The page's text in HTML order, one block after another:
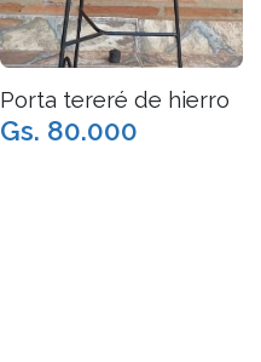
Porta tereré de hierro
Gs. 80.000